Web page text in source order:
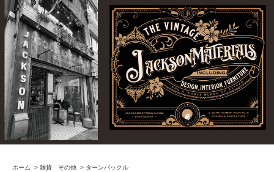
ホーム > 雑貨 その他 > ターンバックル